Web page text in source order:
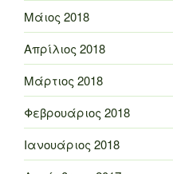
Μάιος 2018
Απρίλιος 2018
Μάρτιος 2018
Φεβρουάριος 2018
Ιανουάριος 2018